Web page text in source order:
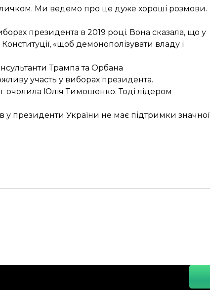
Кличком. Ми ведемо про це дуже хороші розмови.
президента в 2019 році. Вона сказала, що у
«щоб демонополізувати владу і
Трампа та Орбана
участь у виборах президента.
очолила Юлія Тимошенко. Тоді лідером
у президенти України не має підтримки значної